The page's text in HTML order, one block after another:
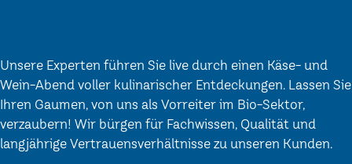
Unsere Experten führen Sie live durch einen Käse- und
Wein-Abend voller kulinarischer Entdeckungen. Lassen Sie
Ihren Gaumen, von uns als Vorreiter im Bio-Sektor,
verzaubern! Wir bürgen für Fachwissen, Qualität und
langjährige Vertrauensverhältnisse zu unseren Kunden.